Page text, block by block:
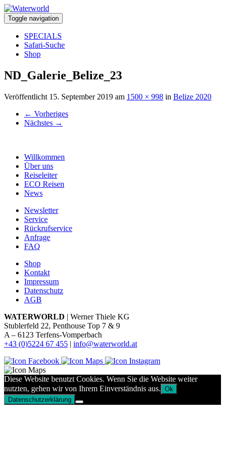
Toggle navigation
SPECIALS
Safari-Suche
Shop
ND_Galerie_Belize_23
Veröffentlicht 15. September 2019 am 1500 × 998 in Belize 2020
← Vorheriges
Nächstes →
Willkommen
Über uns
Reiseleiter
ECO Reisen
News
Newsletter
Service
Rückrufservice
Anfrage
FAQ
Shop
Kontakt
Impressum
Datenschutz
AGB
WATERWORLD | Werner Thiele KG
Stublerfeld 22, Penthouse Top 7 & 9
A – 6123 Terfens-Vomperbach
+43 (0)5224 67 455 | info@waterworld.at
Diese Website benutzt Cookies. Wenn Sie die Website weiter
nutzten, gehen wir von Ihrem Einverständnis aus. Ok
Datenschutzerklärung